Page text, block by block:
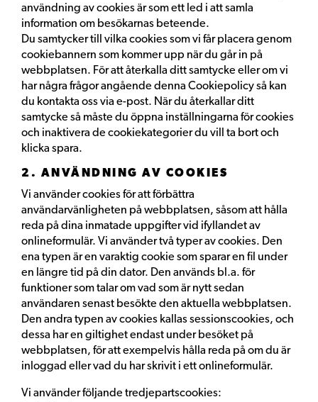
användning av cookies är som ett led i att samla
information om besökarnas beteende.
Du samtycker till vilka cookies som vi får placera genom
cookiebannern som kommer upp när du går in på
webbplatsen. För att återkalla ditt samtycke eller om vi
har några frågor angående denna Cookiepolicy så kan
du kontakta oss via e-post. När du återkallar ditt
samtycke så måste du öppna inställningarna för cookies
och inaktivera de cookiekategorier du vill ta bort och
klicka spara.
2. ANVÄNDNING AV COOKIES
Vi använder cookies för att förbättra
användarvänligheten på webbplatsen, såsom att hålla
reda på dina inmatade uppgifter vid ifyllandet av
onlineformulär. Vi använder två typer av cookies. Den
ena typen är en varaktig cookie som sparar en fil under
en längre tid på din dator. Den används bl.a. för
funktioner som talar om vad som är nytt sedan
användaren senast besökte den aktuella webbplatsen.
Den andra typen av cookies kallas sessionscookies, och
dessa har en giltighet endast under besöket på
webbplatsen, för att exempelvis hålla reda på om du är
inloggad eller vad du har skrivit i ett onlineformulär.
Vi använder följande tredjepartscookies: